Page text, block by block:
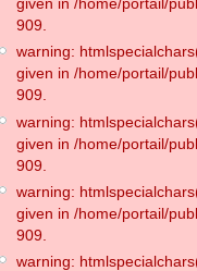
909.
warning:
given in /home/portail/
909.
warning:
given in /home/portail/
909.
warning:
given in /home/portail/
909.
warning: